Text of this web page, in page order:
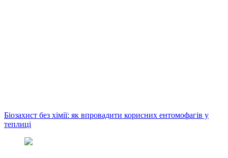
Біозахист без хімії: як впровадити корисних ентомофагів у
теплиці